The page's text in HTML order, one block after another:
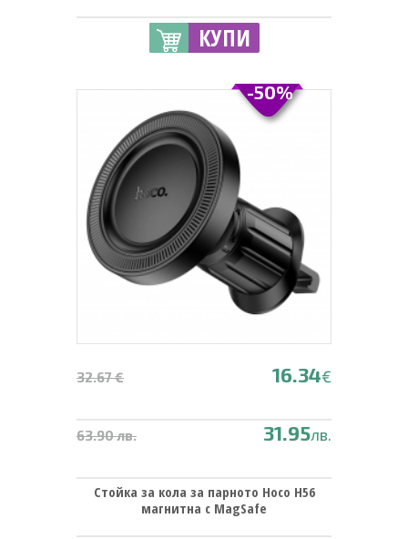
КУПИ
32.67 € 16.34€
63.90 лв. 31.95лв.
Стойка за кола за парното Hoco H56
магнитна с MagSafe
-50%